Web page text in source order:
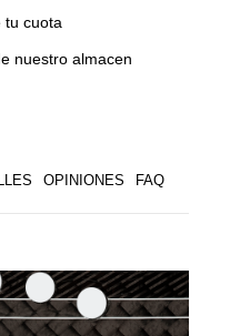
tu cuota
nuestro almacen
OPINIONES FAQ